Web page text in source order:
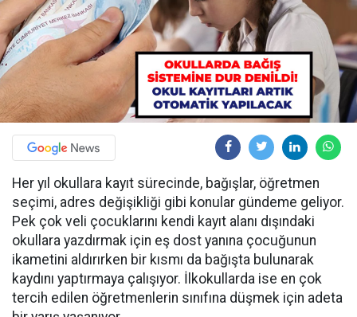
Her yıl okullara kayıt sürecinde, bağışlar, öğretmen
seçimi, adres değişikliği gibi konular gündeme geliyor.
Pek çok veli çocuklarını kendi kayıt alanı dışındaki
okullara yazdırmak için eş dost yanına çocuğunun
ikametini aldırırken bir kısmı da bağışta bulunarak
kaydını yaptırmaya çalışıyor. İlkokullarda ise en çok
tercih edilen öğretmenlerin sınıfına düşmek için adeta